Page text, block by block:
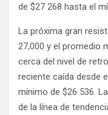
de $27 268 hasta el
La próxima gran
27,000 y el promedio
cerca del nivel de
reciente caída desde
mínimo de $26 536.
de la línea de